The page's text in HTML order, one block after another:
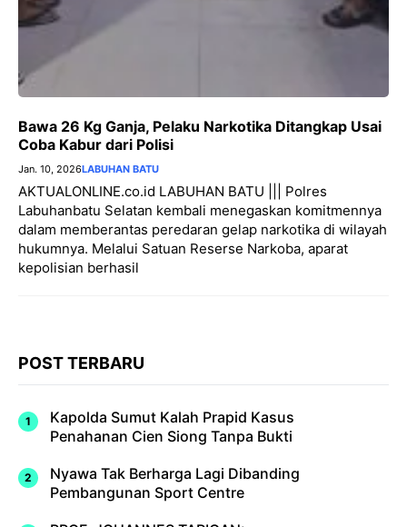
Bawa 26 Kg Ganja, Pelaku Narkotika Ditangkap Usai
Coba Kabur dari Polisi
Jan. 10, 2026LABUHAN BATU
AKTUALONLINE.co.id LABUHAN BATU ||| Polres
Labuhanbatu Selatan kembali menegaskan komitmennya
dalam memberantas peredaran gelap narkotika di wilayah
hukumnya. Melalui Satuan Reserse Narkoba, aparat
kepolisian berhasil
POST TERBARU
Kapolda Sumut Kalah Prapid Kasus
Penahanan Cien Siong Tanpa Bukti
Nyawa Tak Berharga Lagi Dibanding
Pembangunan Sport Centre